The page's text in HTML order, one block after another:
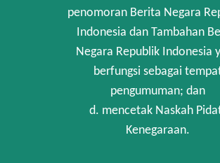
penomoran Berita Negara
Indonesia dan Tambahan
Negara Republik Indonesia
berfungsi sebagai
pengumuman; dan
d. mencetak Naskah
Kenegaraan.